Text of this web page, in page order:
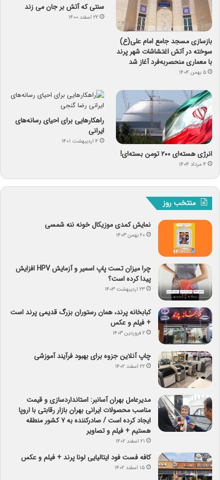
بازسازی مسجد جامع امام علی(ع)
سوخته در آتش اغتشاشات شهر پرند
با معماری منحصربه‌فرد آغاز شد
۵ بهمن ۱۴۰۴
سنتی که آتش بر جان می زند
۲۲ اسفند ۱۴۰۰
انرژی هسته‌ای ۲۰۰ تومن بسته‌ای!
۴ مرداد ۱۴۰۴
راهکارهایی برای احیای رسانه‌های
ایرانی
۴ اردیبهشت ۱۴۰۱
منتخب روز
نمایش کمدی موزیکال خونه ننه شمسی
۲۰ بهمن ۱۴۰۳
چرا میزان تست پاپ اسمیر و آزمایش HPV افزایش
پیدا کرده است؟
۲۳ اردیبهشت ۱۴۰۳
کبابخانه پرند، همان رستوران بزرگ قدیمی پرند است
+ فیلم و عکس
۲ فروردین ۱۴۰۳
چاپ آنلاین جزوه برای بهبود فرآیند آموزشی
۲۲ اسفند ۱۴۰۲
مدیرعامل بهران آسانبر: استانداردسازی و قیمت
مناسب محصولات ایرانی بهران بازار رقابتی با اروپا
ایجاد کرده است / صادرکننده به ۷ کشور منطقه
هستیم + فیلم و تصاویر
۲۱ اسفند ۱۴۰۲
کافه فست فود ایتالیایی لونا پرند + فیلم و عکس
۱۵ اسفند ۱۴۰۲